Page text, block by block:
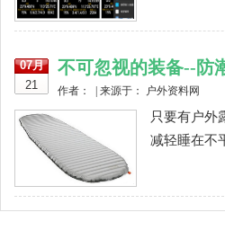
07月
21
不可忽视的装备--防
作者： | 来源于： 户外资料网
只要有户外
减轻睡在不